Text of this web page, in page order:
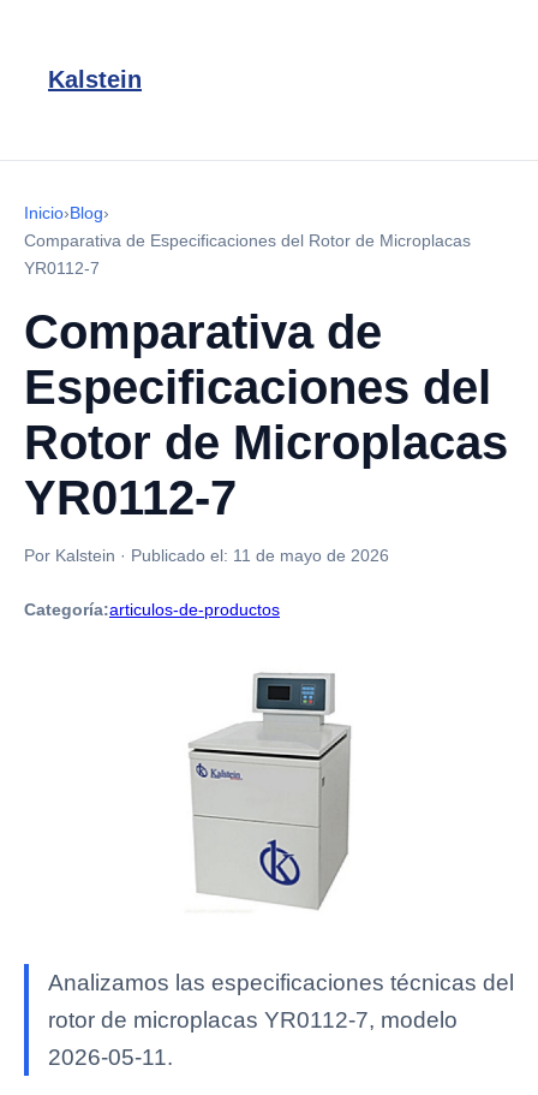
Kalstein
Inicio›Blog›
Comparativa de Especificaciones del Rotor de Microplacas
YR0112-7
Comparativa de
Especificaciones del
Rotor de Microplacas
YR0112-7
Por Kalstein · Publicado el: 11 de mayo de 2026
Categoría:articulos-de-productos
Analizamos las especificaciones técnicas del
rotor de microplacas YR0112-7, modelo
2026-05-11.